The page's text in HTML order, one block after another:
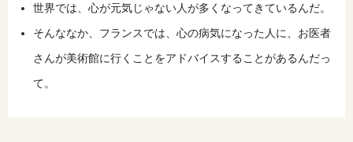
世界では、心が元気じゃない人が多くなってきているんだ。
そんななか、フランスでは、心の病気になった人に、お医者
さんが美術館に行くことをアドバイスすることがあるんだっ
て。